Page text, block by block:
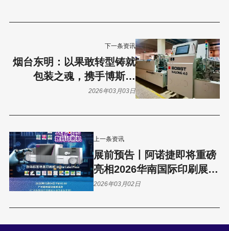
上一条资讯
展前预告丨阿诺捷即将重磅
亮相2026华南国际印刷展标
签展，以AI+喷印智领高端
2026年03月02日
下一条资讯
烟台东明：以果敢转型铸就
包装之魂，携手博斯特
NALONG 4.0开启效率新纪
2026年03月03日